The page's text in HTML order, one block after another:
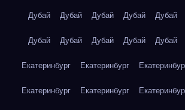
Дубай Дубай Дубай Дубай Дубай
Дубай Дубай Дубай Дубай Дубай
Екатеринбург Екатеринбург
Екатеринбург Екатеринбург